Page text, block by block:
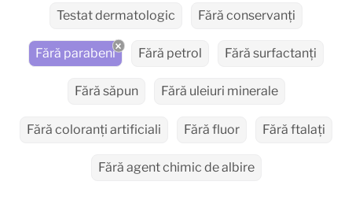
Testat dermatologic Fără conservanți
Fără parabeni Fără petrol Fără surfactanți
Fără săpun Fără uleiuri minerale
Fără coloranți artificiali Fără fluor Fără ftalați
Fără agent chimic de albire